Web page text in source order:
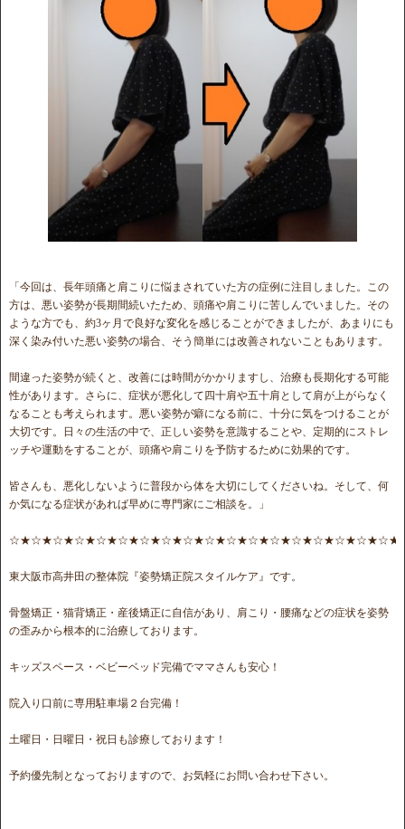
「今回は、長年頭痛と肩こりに悩まされていた方の症例に注目しました。この
方は、悪い姿勢が長期間続いたため、頭痛や肩こりに苦しんでいました。その
ような方でも、約3ヶ月で良好な変化を感じることができましたが、あまりにも
深く染み付いた悪い姿勢の場合、そう簡単には改善されないこともあります。
間違った姿勢が続くと、改善には時間がかかりますし、治療も長期化する可能
性があります。さらに、症状が悪化して四十肩や五十肩として肩が上がらなく
なることも考えられます。悪い姿勢が癖になる前に、十分に気をつけることが
大切です。日々の生活の中で、正しい姿勢を意識することや、定期的にストレ
ッチや運動をすることが、頭痛や肩こりを予防するために効果的です。
皆さんも、悪化しないように普段から体を大切にしてくださいね。そして、何
か気になる症状があれば早めに専門家にご相談を。」
東大阪市高井田の整体院『姿勢矯正院スタイルケア』です。
骨盤矯正・猫背矯正・産後矯正に自信があり、肩こり・腰痛などの症状を姿勢
の歪みから根本的に治療しております。
キッズスペース・ベビーベッド完備でママさんも安心！
院入り口前に専用駐車場２台完備！
土曜日・日曜日・祝日も診療しております！
予約優先制となっておりますので、お気軽にお問い合わせ下さい。